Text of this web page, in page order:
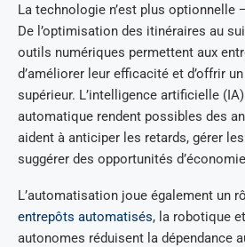
La technologie n’est plus optionnelle
De l’optimisation des itinéraires au
outils numériques permettent aux
d’améliorer leur efficacité et d’offrir
supérieur. L’intelligence artificielle
automatique rendent possibles des
aident à anticiper les retards, gérer
suggérer des opportunités
L’automatisation joue également un
entrepôts automatisés, la robotique
autonomes réduisent la dépendance